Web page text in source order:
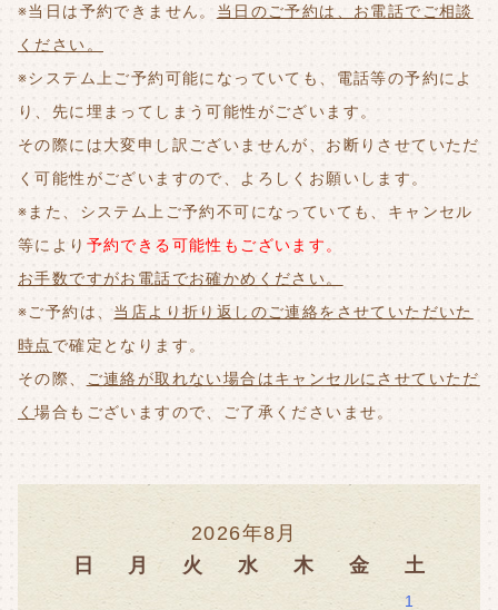
※当日は予約できません。 当日のご予約は、お電話でご相談
ください。
※システム上ご予約可能になっていても、電話等の予約によ
り、先に埋まってしまう可能性がございます。
その際には大変申し訳ございませんが、お断りさせていただ
く可能性がございますので、よろしくお願いします。
※また、システム上ご予約不可になっていても、キャンセル
等により 予約できる可能性もございます。
お手数ですがお電話でお確かめください。
※ご予約は、 当店より折り返しのご連絡をさせていただいた
時点 で確定となります。
その際、
ご連絡が取れない場合はキャンセルにさせていただ
く場合もございますので、ご了承くださいませ。
2026年8月
日
月 火 水 木 金 土
1